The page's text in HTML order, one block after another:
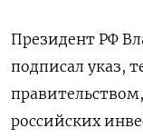
Президент РФ
подписал указ,
российских